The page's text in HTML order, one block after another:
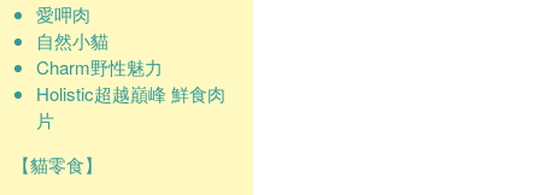
愛呷肉
自然小貓
Charm野性魅力
Holistic超越巔峰 鮮食肉
片
【貓零食】